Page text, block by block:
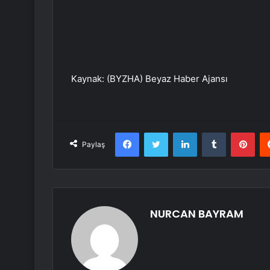
Kaynak: (BYZHA) Beyaz Haber Ajansı
Paylaş
FacebookTwitter LinkedInTumblr
NURCAN BAYRAM